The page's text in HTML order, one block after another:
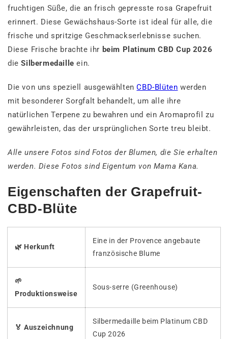
fruchtigen Süße, die an frisch gepresste rosa Grapefruit
erinnert. Diese Gewächshaus-Sorte ist ideal für alle, die
frische und spritzige Geschmackserlebnisse suchen.
Diese Frische brachte ihr beim Platinum CBD Cup 2026
dieSilbermedaille ein.
Die von uns speziell ausgewähltenCBD-Blüten werden
mit besonderer Sorgfalt behandelt, um alle ihre
natürlichen Terpene zu bewahren und ein Aromaprofil zu
gewährleisten, das der ursprünglichen Sorte treu bleibt.
Alle unsere Fotos sind Fotos der Blumen, die Sie erhalten
werden. Diese Fotos sind Eigentum von Mama Kana.
Eigenschaften der Grapefruit-
CBD-Blüte
🌿 Herkunft
Eine in der Provence angebaute
französische Blume
🌱
Produktionsweise
Sous-serre (Greenhouse)
🏅 Auszeichnung
Silbermedaille beim Platinum CBD
Cup 2026